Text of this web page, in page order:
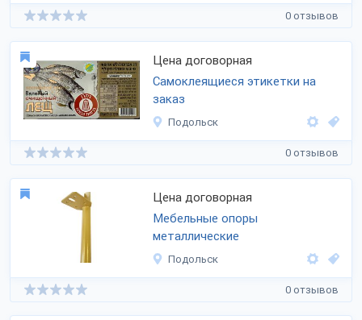
0 отзывов
Цена договорная
Самоклеящиеся этикетки на
заказ
Подольск
0 отзывов
Цена договорная
Мебельные опоры
металлические
Подольск
0 отзывов